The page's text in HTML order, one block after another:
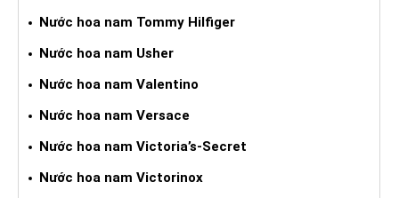
Nước hoa nam Tommy Hilfiger
Nước hoa nam Usher
Nước hoa nam Valentino
Nước hoa nam Versace
Nước hoa nam Victoria’s-Secret
Nước hoa nam Victorinox